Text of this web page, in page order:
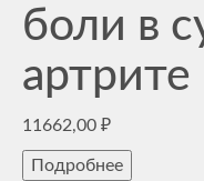
боли в
артрите
11662,00 ₽
Подробнее